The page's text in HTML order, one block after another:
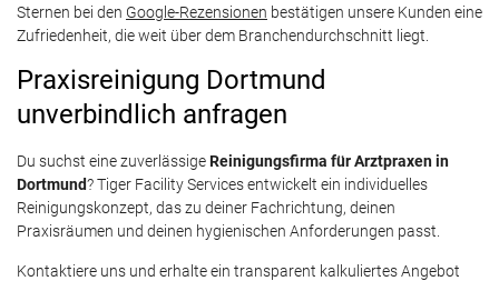
Sternen bei den Google-Rezensionen bestätigen unsere Kunden eine
Zufriedenheit, die weit über dem Branchendurchschnitt liegt.
Praxisreinigung Dortmund
unverbindlich anfragen
Du suchst eine zuverlässigeReinigungsfirma für Arztpraxen in
Dortmund? Tiger Facility Services entwickelt ein individuelles
Reinigungskonzept, das zu deiner Fachrichtung, deinen
Praxisräumen und deinen hygienischen Anforderungen passt.
Kontaktiere uns und erhalte ein transparent kalkuliertes Angebot